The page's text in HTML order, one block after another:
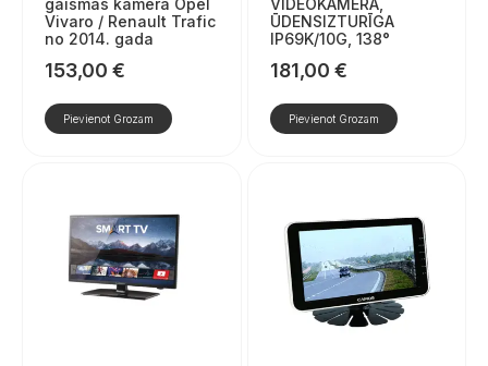
Vivaro / Renault Trafic
no 2014. gada
153,00 €
Pievienot Grozam
ŪDENSIZTURĪGA
IP69K/10G, 138°
181,00 €
Pievienot Grozam